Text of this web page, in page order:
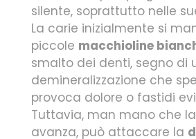
silente, soprattutto nelle
La carie inizialmente si
piccole macchioline
smalto dei denti, segno di
demineralizzazione che
provoca dolore o fastidi
Tuttavia, man mano che
avanza, può attaccare la